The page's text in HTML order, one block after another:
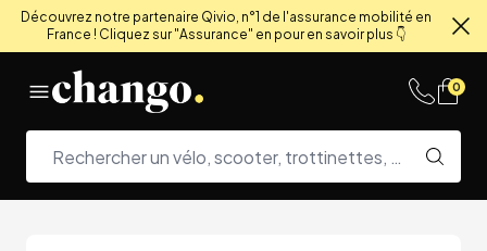
Découvrez notre partenaire Qivio, n°1 de l'assurance mobilité en
France ! Cliquez sur "Assurance" en pour en savoir plus 👇
0